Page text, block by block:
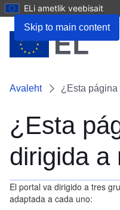
Skip to main content
ELi ametlik veebisait
Avaleht ¿Esta
¿Esta
dirigida a
El portal va dirigido a tres
adaptada a cada uno: